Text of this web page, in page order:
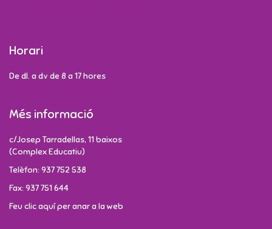
Horari
De dl. a dv de 8 a 17 hores
Més informació
c/Josep Tarradellas, 11 baixos
(Complex Educatiu)
Telèfon: 937 752 538
Fax: 937 751 644
Feu clic aquí per anar a la web